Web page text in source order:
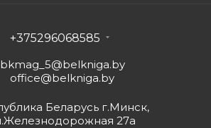
+375296068585
bkmag_5@belkniga.by
office@belkniga.by
Беларусь г.Минск,
27а